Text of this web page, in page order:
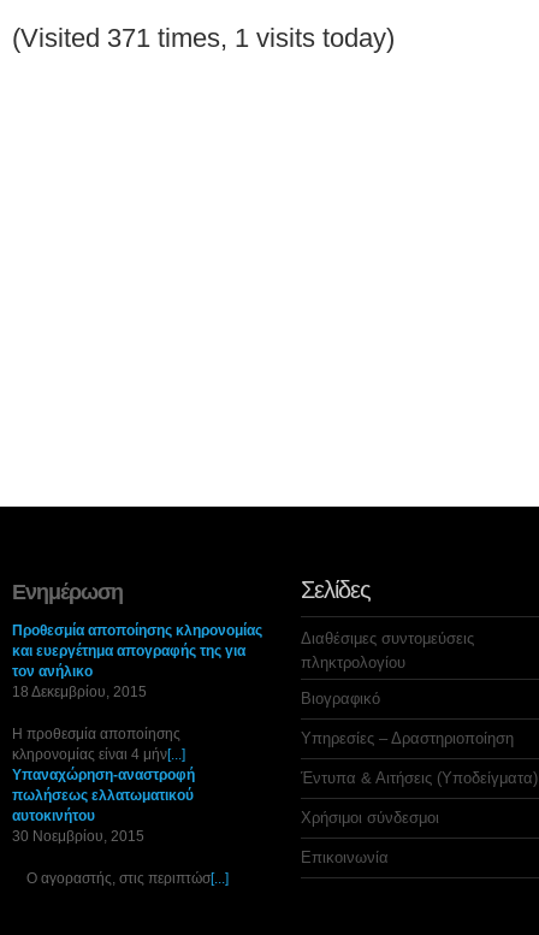
(Visited 371 times, 1 visits today)
Ενημέρωση
Προθεσμία αποποίησης κληρονομίας
και ευεργέτημα απογραφής της για
τον ανήλικο
18 Δεκεμβρίου, 2015
Η προθεσμία αποποίησης
κληρονομίας είναι 4 μήν[...]
Υπαναχώρηση-αναστροφή
πωλήσεως ελλατωματικού
αυτοκινήτου
30 Νοεμβρίου, 2015
Ο αγοραστής, στις περιπτώσ[...]
Σελίδες
Διαθέσιμες συντομεύσεις
πληκτρολογίου
Βιογραφικό
Υπηρεσίες – Δραστηριοποίηση
Έντυπα & Αιτήσεις (Υποδείγματα)
Χρήσιμοι σύνδεσμοι
Επικοινωνία